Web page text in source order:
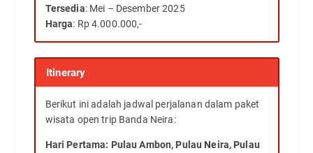
Tersedia: Mei – Desember 2025
Harga: Rp 4.000.000,-
Itinerary
Berikut ini adalah jadwal perjalanan dalam paket
wisata open trip Banda Neira:
Hari Pertama: Pulau Ambon, Pulau Neira, Pulau